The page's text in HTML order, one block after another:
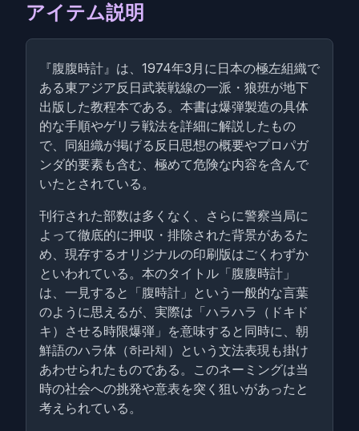
アイテム説明
『腹腹時計』は、1974年3月に日本の極左組織で
ある東アジア反日武装戦線の一派・狼班が地下
出版した教程本である。本書は爆弾製造の具体
的な手順やゲリラ戦法を詳細に解説したもの
で、同組織が掲げる反日思想の概要やプロパガ
ンダ的要素も含む、極めて危険な内容を含んで
いたとされている。
刊行された部数は多くなく、さらに警察当局に
よって徹底的に押収・排除された背景があるた
め、現存するオリジナルの印刷版はごくわずか
といわれている。本のタイトル「腹腹時計」
は、一見すると「腹時計」という一般的な言葉
のように思えるが、実際は「ハラハラ（ドキド
キ）させる時限爆弾」を意味すると同時に、朝
鮮語のハラ体（하라체）という文法表現も掛け
あわせられたものである。このネーミングは当
時の社会への挑発や意表を突く狙いがあったと
考えられている。